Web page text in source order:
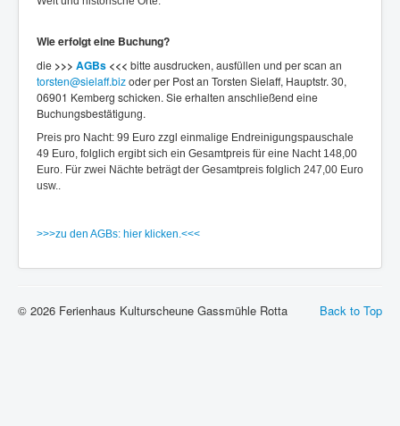
Wie erfolgt eine Buchung?
die >>> AGBs <<< bitte ausdrucken, ausfüllen und per scan an
torsten@sielaff.bizoder per Post an Torsten Sielaff, Hauptstr. 30,
06901 Kemberg schicken. Sie erhalten anschließend eine
Buchungsbestätigung.
Preis pro Nacht: 99 Euro zzgl einmalige Endreinigungspauschale
49 Euro, folglich ergibt sich ein Gesamtpreis für eine Nacht 148,00
Euro. Für zwei Nächte beträgt der Gesamtpreis folglich 247,00 Euro
usw..
>>>zu den AGBs: hier klicken.<<<
Back to Top
© 2026 Ferienhaus Kulturscheune Gassmühle Rotta